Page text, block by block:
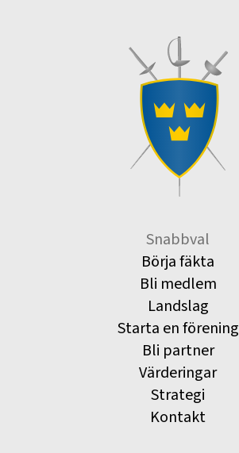
Snabbval
Börja fäkta
Bli medlem
Landslag
Starta en förening
Bli partner
Värderingar
Strategi
Kontakt